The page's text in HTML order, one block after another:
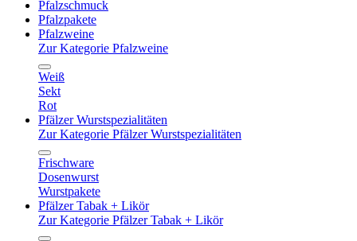
Pfalzschmuck
Pfalzpakete
Pfalzweine
Zur Kategorie Pfalzweine
Weiß
Sekt
Rot
Pfälzer Wurstspezialitäten
Zur Kategorie Pfälzer Wurstspezialitäten
Frischware
Dosenwurst
Wurstpakete
Pfälzer Tabak + Likör
Zur Kategorie Pfälzer Tabak + Likör